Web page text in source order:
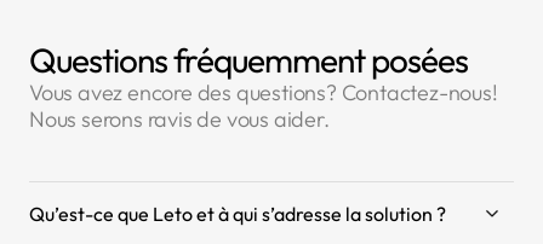
Questions fréquemment posées
Vous avez encore des questions? Contactez-nous!
Nous serons ravis de vous aider.
Qu’est-ce que Leto et à qui s’adresse la solution ?